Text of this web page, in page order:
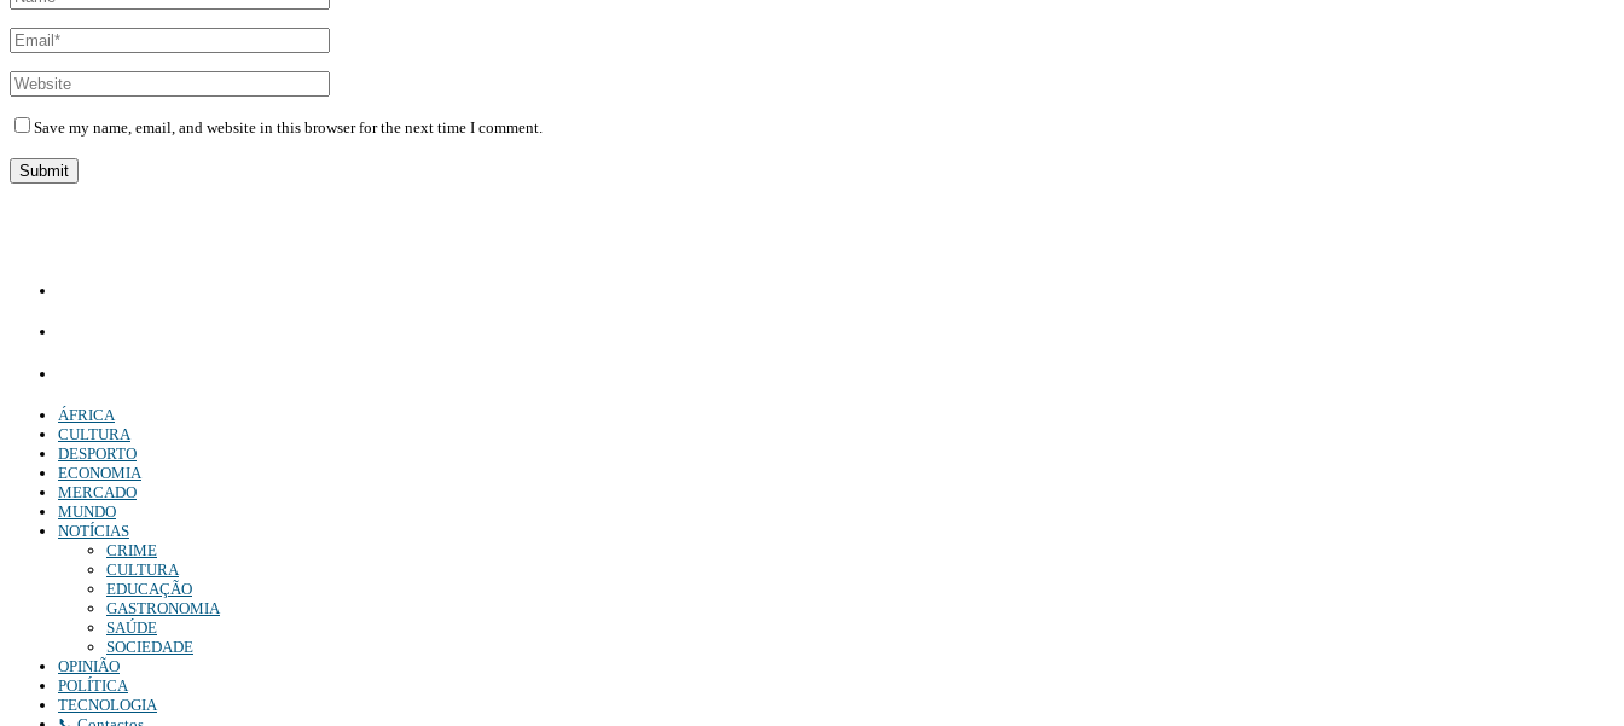
Save my name, email, and website in this browser for the next time I comment.
ÁFRICA
CULTURA
DESPORTO
ECONOMIA
MERCADO
MUNDO
NOTÍCIAS
CRIME
CULTURA
EDUCAÇÃO
GASTRONOMIA
SAÚDE
SOCIEDADE
OPINIÃO
POLÍTICA
TECNOLOGIA